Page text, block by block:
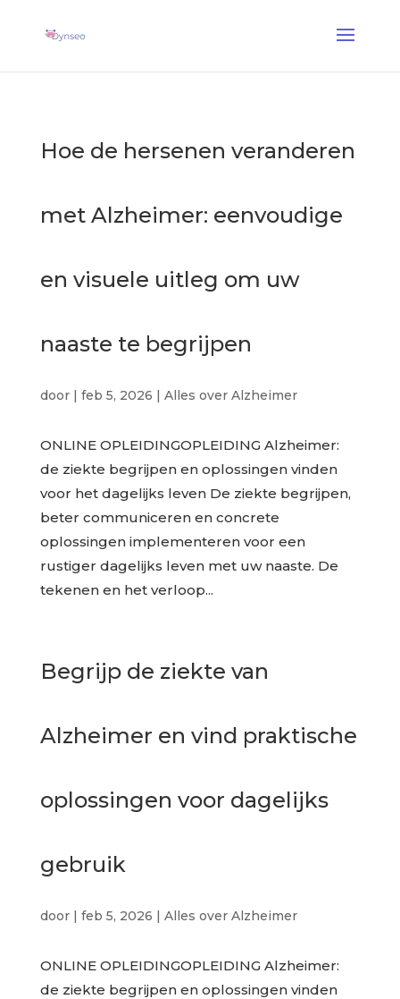
Hoe de hersenen veranderen
met Alzheimer: eenvoudige
en visuele uitleg om uw
naaste te begrijpen
door | feb 5, 2026 | Alles over Alzheimer
ONLINE OPLEIDINGOPLEIDING Alzheimer:
de ziekte begrijpen en oplossingen vinden
voor het dagelijks leven De ziekte begrijpen,
beter communiceren en concrete
oplossingen implementeren voor een
rustiger dagelijks leven met uw naaste. De
tekenen en het verloop...
Begrijp de ziekte van
Alzheimer en vind praktische
oplossingen voor dagelijks
gebruik
door | feb 5, 2026 | Alles over Alzheimer
ONLINE OPLEIDINGOPLEIDING Alzheimer:
de ziekte begrijpen en oplossingen vinden